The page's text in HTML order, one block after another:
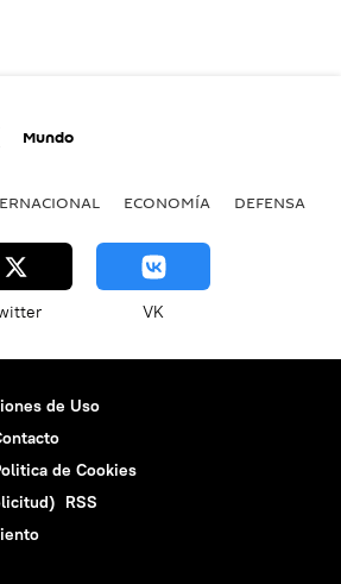
Mundo
ECONOMÍA DEFENSA
VK
de Uso
de Cookies
RSS